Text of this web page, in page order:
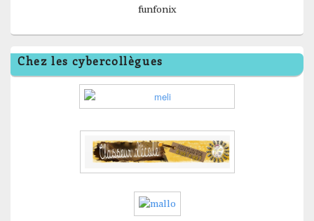
funfonix
Chez les cybercollègues